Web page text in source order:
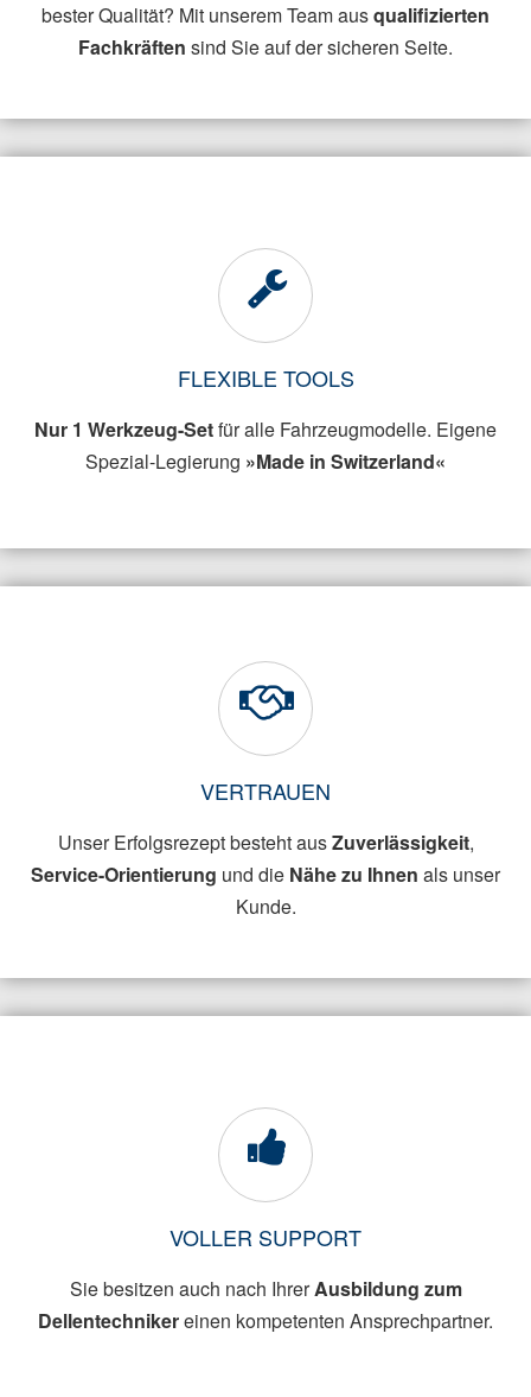
bester Qualität? Mit unserem Team ausqualifizierten
Fachkräften sind Sie auf der sicheren Seite.
FLEXIBLE TOOLS
Nur 1 Werkzeug-Setfür alle Fahrzeugmodelle. Eigene
Spezial-Legierung »Made in Switzerland«
VERTRAUEN
Unser Erfolgsrezept besteht ausZuverlässigkeit,
Service-Orientierung und die Nähe zu Ihnen als unser
Kunde.
VOLLER SUPPORT
Sie besitzen auch nach IhrerAusbildung zum
Dellentechnikereinen kompetenten Ansprechpartner.